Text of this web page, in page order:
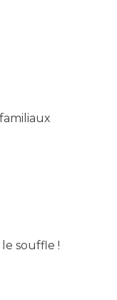
souffle !